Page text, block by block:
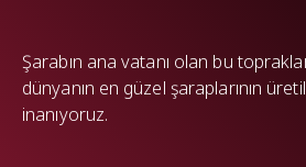
Şarabın ana vatanı olan bu
dünyanın en güzel şaraplarının
inanıyoruz.